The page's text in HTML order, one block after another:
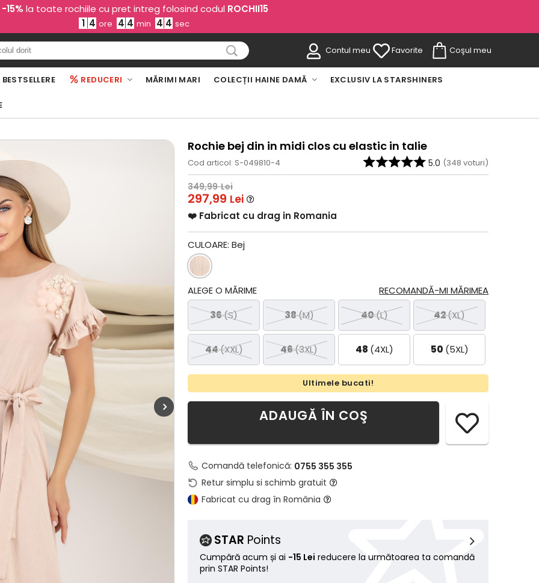
-15% la toate rochiile cu pret intreg folosind codul ROCHII15
1 4 ore 4 4 min 4 3 sec
Contul meu Favorite Coşul meu
BESTSELLERE REDUCERI MĂRIMI MARI COLECȚII HAINE DAMĂ EXCLUSIV LA STARSHINERS
Rochie bej din in midi clos cu elastic in talie
Cod articol: S-049810-4 5.0 (348 voturi)
349,99 Lei
297,99 Lei
❤️ Fabricat cu drag in Romania
CULOARE:Bej
RECOMANDĂ-MI MĂRIMEA
ALEGE O MĂRIME
36(S) 38(M) 40(L) 42(XL)
44(XXL) 46(3XL) 48 (4XL) 50 (5XL)
Ultimele bucati!
ADAUGĂ ÎN COŞ
Comandă telefonică: 0755 355 355
Retur simplu si schimb gratuit
Fabricat cu drag în România
STAR Points
Cumpără acum și ai -15 Lei reducere la următoarea ta comandă
prin STAR Points!